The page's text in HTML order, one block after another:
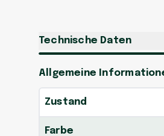
Technische Daten
Allgemeine
Zustand
Farbe